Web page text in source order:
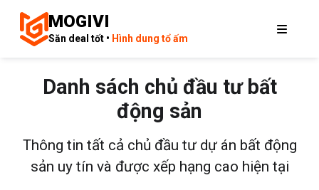
MOGIVI
Săn deal tốt • Hình dung tổ ấm
Danh sách chủ đầu tư bất
động sản
Thông tin tất cả chủ đầu tư dự án bất động
sản uy tín và được xếp hạng cao hiện tại